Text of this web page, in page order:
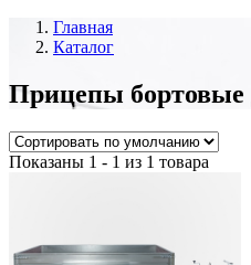
Главная
Каталог
Прицепы бортовые
Показаны 1 - 1 из 1 товара